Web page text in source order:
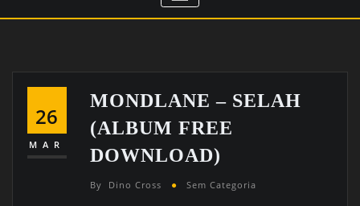
26
MAR
MONDLANE – SELAH
(ALBUM FREE
DOWNLOAD)
By Dino Cross Sem Categoria